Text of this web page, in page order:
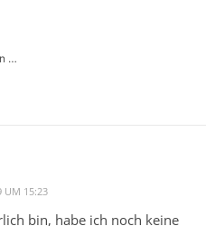
…
UM 15:23
bin, habe ich noch keine